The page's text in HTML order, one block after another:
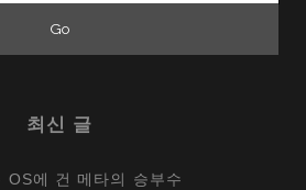
최신 글
OS에 건 메타의 승부수